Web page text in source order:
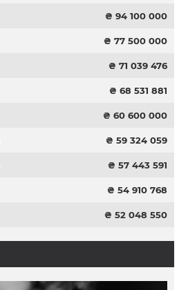
₴ 94 100 000
₴ 77 500 000
₴ 71 039 476
₴ 68 531 881
₴ 60 600 000
₴ 59 324 059
₴ 57 443 591
₴ 54 910 768
₴ 52 048 550